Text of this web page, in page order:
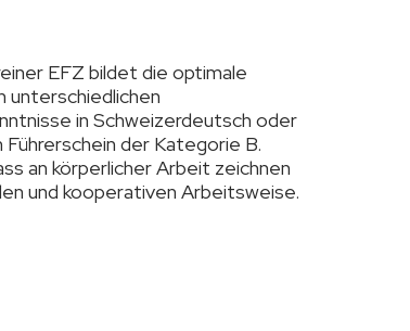
EFZ bildet die optimale
unterschiedlichen
in Schweizerdeutsch oder
der Kategorie B.
an körperlicher Arbeit zeichnen
und kooperativen Arbeitsweise.